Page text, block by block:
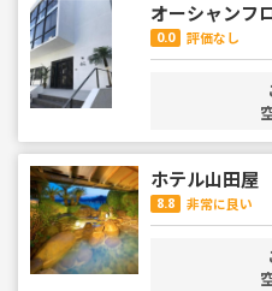
オーシャンフ
0.0 評価なし
ホテル山田屋
8.8 非常に良い